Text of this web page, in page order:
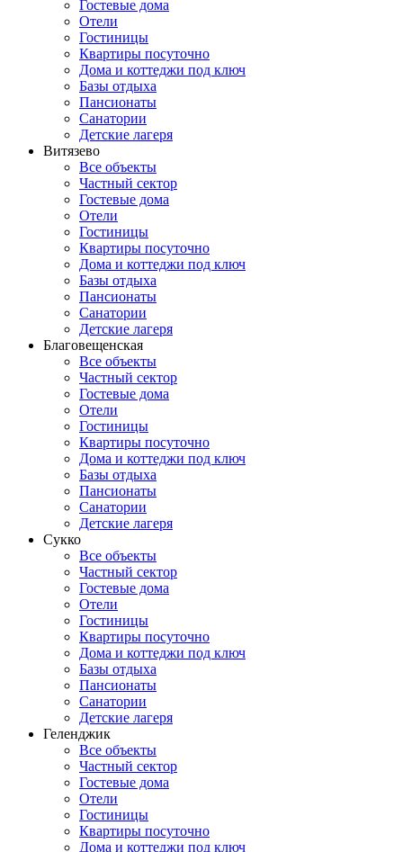
Гостевые дома
Отели
Гостиницы
Квартиры посуточно
Дома и коттеджи под ключ
Базы отдыха
Пансионаты
Санатории
Детские лагеря
Витязево
Все объекты
Частный сектор
Гостевые дома
Отели
Гостиницы
Квартиры посуточно
Дома и коттеджи под ключ
Базы отдыха
Пансионаты
Санатории
Детские лагеря
Благовещенская
Все объекты
Частный сектор
Гостевые дома
Отели
Гостиницы
Квартиры посуточно
Дома и коттеджи под ключ
Базы отдыха
Пансионаты
Санатории
Детские лагеря
Сукко
Все объекты
Частный сектор
Гостевые дома
Отели
Гостиницы
Квартиры посуточно
Дома и коттеджи под ключ
Базы отдыха
Пансионаты
Санатории
Детские лагеря
Геленджик
Все объекты
Частный сектор
Гостевые дома
Отели
Гостиницы
Квартиры посуточно
Дома и коттеджи под ключ